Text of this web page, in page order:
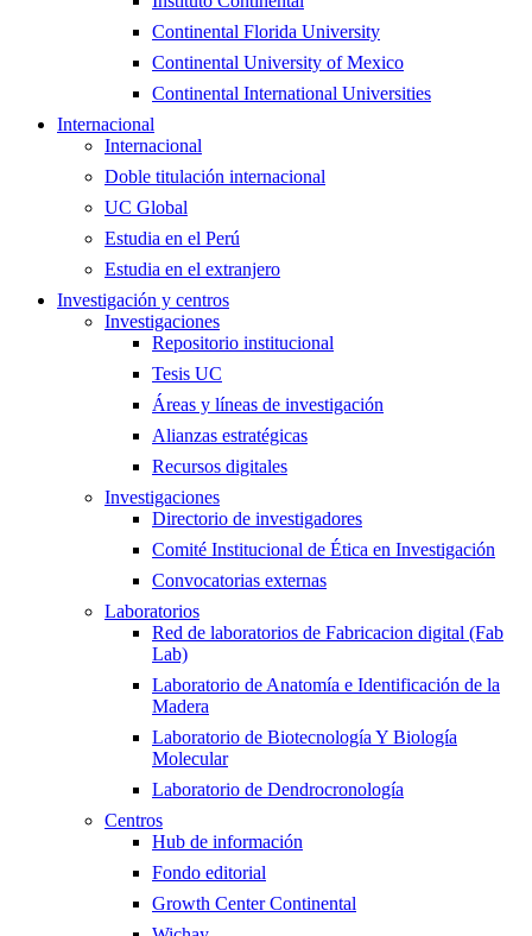
Continental Florida University
Continental University of Mexico
Continental International Universities
Internacional
Internacional
Doble titulación internacional
UC Global
Estudia en el Perú
Estudia en el extranjero
Investigación y centros
Investigaciones
Repositorio institucional
Tesis UC
Áreas y líneas de investigación
Alianzas estratégicas
Recursos digitales
Investigaciones
Directorio de investigadores
Comité Institucional de Ética en Investigación
Convocatorias externas
Laboratorios
Red de laboratorios de Fabricacion digital (Fab
Lab)
Laboratorio de Anatomía e Identificación de la
Madera
Laboratorio de Biotecnología Y Biología
Molecular
Laboratorio de Dendrocronología
Centros
Hub de información
Fondo editorial
Growth Center Continental